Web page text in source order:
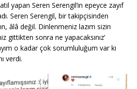
yapan Seren Serengil’in epeyce zayıf
Seren Serengil, bir takipçisinden
âlâ değil. Dinlenmeniz lazım sizin
gittikten sonra ne yapacaksınız’
o kadar çok sorumluluğum var ki
verdi.